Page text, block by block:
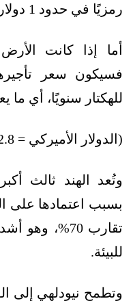
رمزيًا في حدود 1 دولار للهكتار.
أما إذا كانت
للهكتار سنويًا، أي ما يعادل 905.4
(الدولار الأميركي = 82.8 روبية هندية).
وتُعد الهند ثالث
بسبب اعتمادها على
تقارب 70%،
للبيئة.
وتطمح نيودلهي إلى